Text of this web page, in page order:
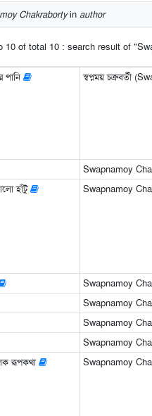
Chakrabortyin author
10 of total 10 : search result of
স্বপ্নময় চক্রবর্তী
Swapnamoy
হাঁটু
Swapnamoy
Swapnamoy
Swapnamoy
Swapnamoy
Swapnamoy
রূপকথা
Swapnamoy